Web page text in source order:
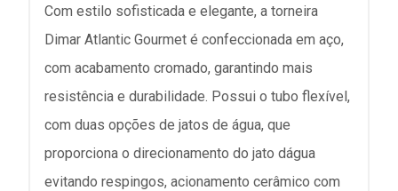
Com estilo sofisticada e elegante, a torneira
Dimar Atlantic Gourmet é confeccionada em aço,
com acabamento cromado, garantindo mais
resistência e durabilidade. Possui o tubo flexível,
com duas opções de jatos de água, que
proporciona o direcionamento do jato dágua
evitando respingos, acionamento cerâmico com